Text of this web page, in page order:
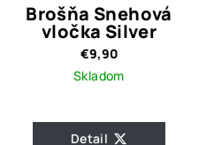
Brošňa Snehová
vločka Silver
€9,90
Skladom
Detail